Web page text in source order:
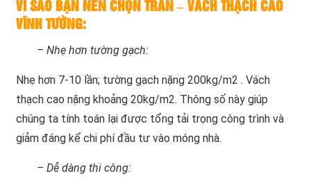
VÌ SAO BẠN NÊN CHỌN TRẦN – VÁCH THẠCH CAO
VĨNH TƯỜNG:
– Nhẹ hơn tường gạch:
Nhẹ hơn 7-10 lần; tường gạch nặng 200kg/m2 . Vách
thạch cao nặng khoảng 20kg/m2. Thông số này giúp
chúng ta tính toán lại được tổng tải trọng công trình và
giảm đáng kể chi phí đầu tư vào móng nhà.
– Dễ dàng thi công: